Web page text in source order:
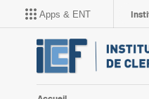
Apps & ENT